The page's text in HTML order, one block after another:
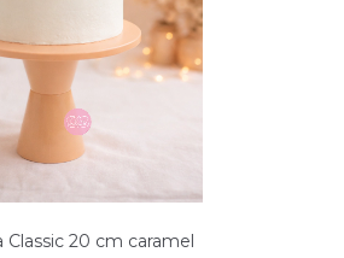
Classic 20 cm caramel